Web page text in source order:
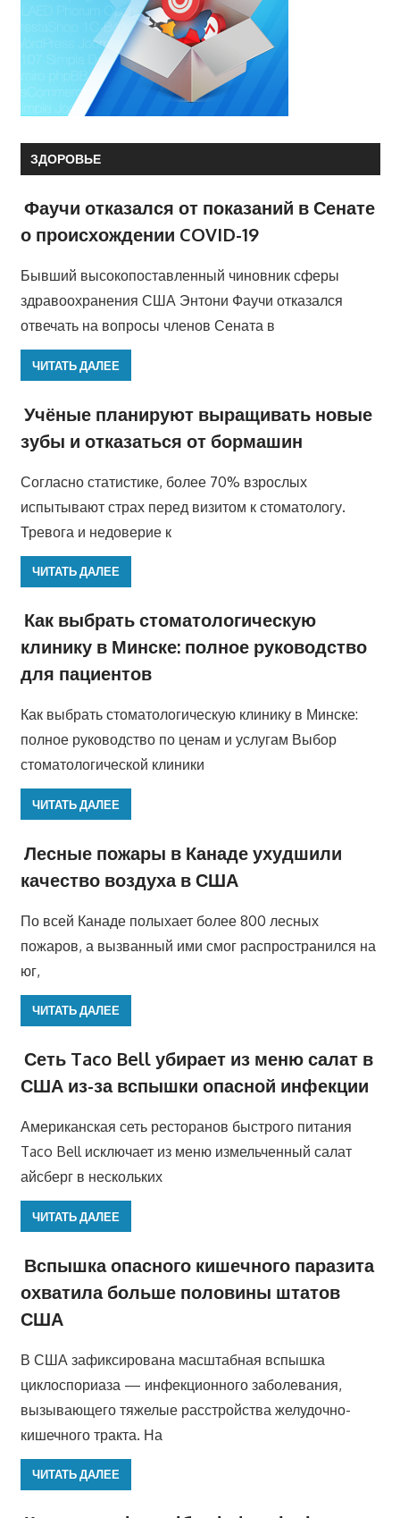
ЗДОРОВЬЕ
Фаучи отказался от показаний в Сенате
о происхождении COVID-19
Бывший высокопоставленный чиновник сферы
здравоохранения США Энтони Фаучи отказался
отвечать на вопросы членов Сената в
ЧИТАТЬ ДАЛЕЕ
Учёные планируют выращивать новые
зубы и отказаться от бормашин
Согласно статистике, более 70% взрослых
испытывают страх перед визитом к стоматологу.
Тревога и недоверие к
ЧИТАТЬ ДАЛЕЕ
Как выбрать стоматологическую
клинику в Минске: полное руководство
для пациентов
Как выбрать стоматологическую клинику в Минске:
полное руководство по ценам и услугам Выбор
стоматологической клиники
ЧИТАТЬ ДАЛЕЕ
Лесные пожары в Канаде ухудшили
качество воздуха в США
По всей Канаде полыхает более 800 лесных
пожаров, а вызванный ими смог распространился на
юг,
ЧИТАТЬ ДАЛЕЕ
Сеть Taco Bell убирает из меню салат в
США из-за вспышки опасной инфекции
Американская сеть ресторанов быстрого питания
Taco Bell исключает из меню измельченный салат
айсберг в нескольких
ЧИТАТЬ ДАЛЕЕ
Вспышка опасного кишечного паразита
охватила больше половины штатов
США
В США зафиксирована масштабная вспышка
циклоспориаза — инфекционного заболевания,
вызывающего тяжелые расстройства желудочно-
кишечного тракта. На
ЧИТАТЬ ДАЛЕЕ